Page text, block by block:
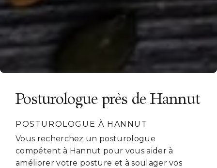
Posturologue près de Hannut
POSTUROLOGUE À HANNUT
Vous recherchez un posturologue
compétent à Hannut pour vous aider à
améliorer votre posture et à soulager vos